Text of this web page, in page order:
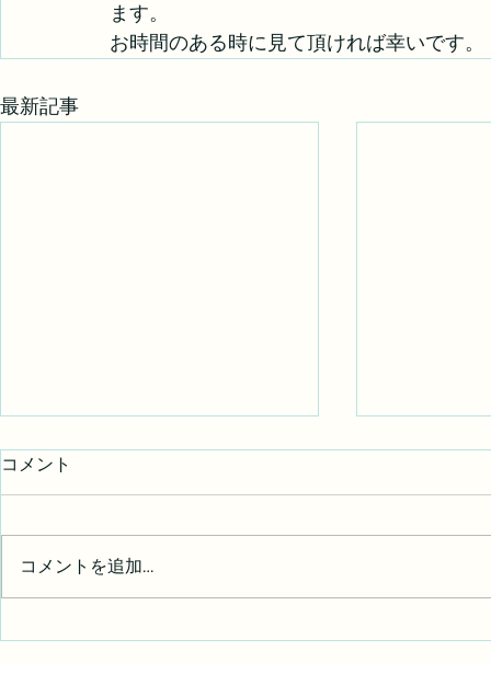
ます。
お時間のある時に見て頂ければ幸いです。
最新記事
写真展 御礼
写真展始ま
コメント
コメントを追加…